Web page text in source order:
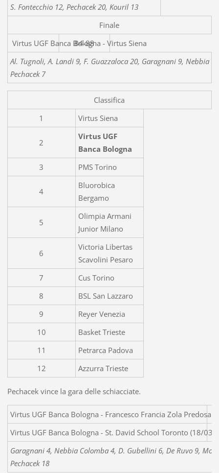
S. Fontecchio 12, Pechacek 20, Kouril 13
Finale
Virtus UGF Banca
84-88
Al. Tugnoli, A. Landi 9, F. Guazzaloca 20, Garagnani 9, Nebbia
Pechacek 7
Classifica
1
Virtus Siena
2
Virtus UGF
Banca Bologna
3
PMS Torino
4
Bluorobica
Bergamo
5
Olimpia Armani
Junior Milano
6
Victoria Libertas
Scavolini Pesaro
7
Cus Torino
8
BSL San Lazzaro
9
Reyer Venezia
10
Basket Trieste
11
Petrarca Padova
12
Azzurra Trieste
Pechacek vince la gara delle schiacciate.
Virtus UGF Banca Bologna - Francesco
Virtus UGF Banca Bologna - St. David School Toronto (18/03/
Garagnani 4, Nebbia Colomba 4, D. Gubellini 6, De Ruvo 9,
Pechacek 18